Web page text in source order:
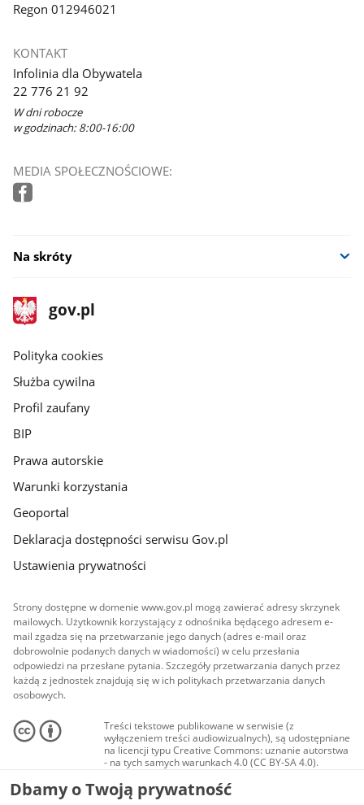
Regon 012946021
KONTAKT
Infolinia dla Obywatela
22 776 21 92
W dni robocze
w godzinach: 8:00-16:00
MEDIA SPOŁECZNOŚCIOWE:
Na skróty
stopka
gov.pl
Strona
gov.pl
gov.pl
Polityka cookies
Służba cywilna
Profil zaufany
BIP
Prawa autorskie
Warunki korzystania
Geoportal
Deklaracja dostępności serwisu Gov.pl
Ustawienia prywatności
Strony dostępne w domenie www.gov.pl mogą zawierać adresy skrzynek
mailowych. Użytkownik korzystający z odnośnika będącego adresem e-
mail zgadza się na przetwarzanie jego danych (adres e-mail oraz
dobrowolnie podanych danych w wiadomości) w celu przesłania
odpowiedzi na przesłane pytania. Szczegóły przetwarzania danych przez
każdą z jednostek znajdują się w ich politykach przetwarzania danych
osobowych.
Treści tekstowe publikowane w serwisie (z
wyłączeniem treści audiowizualnych), są udostępniane
na licencji typu Creative Commons: uznanie autorstwa
- na tych samych warunkach 4.0 (CC BY-SA 4.0).
Materiały audiowizualne, w tym zdjęcia, materiały
audio i wideo, są udostępniane na licencji typu
Creative Commons: uznanie autorstwa użycie
Dbamy o Twoją prywatność